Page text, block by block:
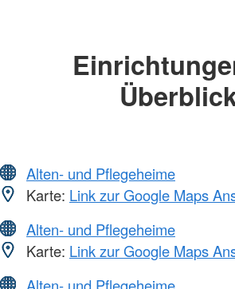
Alten- und Pflegeheime
Karte: Link zur Google Maps
Alten- und Pflegeheime
Karte: Link zur Google Maps